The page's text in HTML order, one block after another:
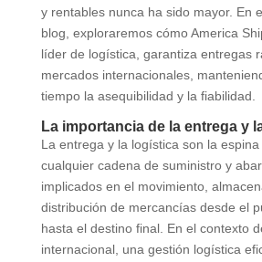
y rentables nunca ha sido mayor. En
blog, exploraremos cómo America
líder de logística, garantiza entregas
mercados internacionales,
tiempo la asequibilidad y la fiabilidad.
La importancia de la entrega y
La entrega y la logística son la
cualquier cadena de suministro y
implicados en el movimiento,
distribución de mercancías desde el
hasta el destino final. En el contexto
internacional, una gestión logística